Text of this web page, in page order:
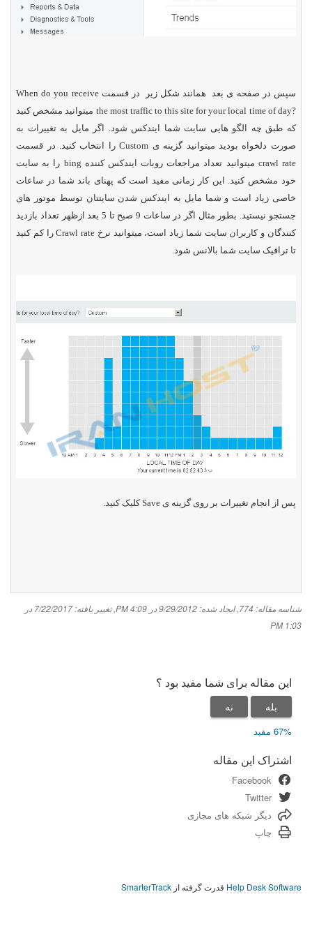
سپس در صفحه ی بعد همانند شکل زیر در قسمتWhen do you receive
the most traffic to this site for your local time of day? میتوانید مشخص کنید
که طبق چه الگو هایی سایت شما ایندکس شود. اگر مایل به تغییرات به
صورت دلخواه بودید میتوانید گزینه ی Customرا انتخاب کنید. در قسمت
crawl rate میتوانید تعداد مراجعات روبات ایندکس کننده bing را به سایت
خود مشخص کنید. این کار زمانی مفید است که پهنای باند شما در ساعات
خاصی زیاد است و شما مایل به ایندکس شدن سایتتان توسط موتور های
جستجو نیستید. بطور مثال اگر در ساعات 9 صبح تا 5 بعد ازظهر تعداد بازدید
کنندگان و کاربران سایت شما زیاد است، میتوانید نرخ Crawl rateرا کم کنید
تا ترافیک سایت شما بالانس شود.
پس از انجام تغییرات بر روی گزینه یSaveکلیک کنید.
شناسه مقاله: 774 ,ایجاد شده: 9/29/2012 در 4:09 PM ,
تغییر یافته: 7/22/2017 در
1:03 PM
این مقاله برای شما مفید بود ؟
بله نه
67% مفید
اشتراک این مقاله
Facebook
Twitter
دیگر شبکه های مجازی
چاپ
Help Desk Software قدرت گرفته از SmarterTrack